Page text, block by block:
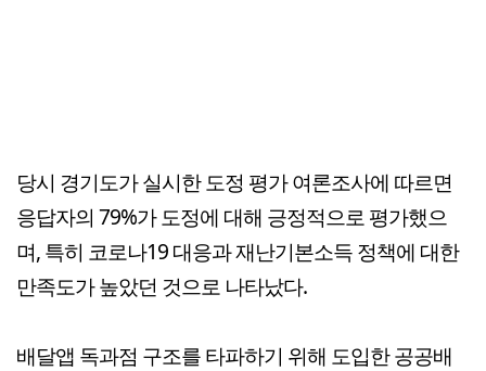
당시 경기도가 실시한 도정 평가 여론조사에 따르면
응답자의 79%가 도정에 대해 긍정적으로 평가했으
며, 특히 코로나19 대응과 재난기본소득 정책에 대한
만족도가 높았던 것으로 나타났다.
배달앱 독과점 구조를 타파하기 위해 도입한 공공배